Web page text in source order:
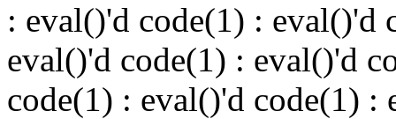
: eval()'d code(1) : eval()'d
eval()'d code(1) : eval()'d
code(1) : eval()'d code(1) :